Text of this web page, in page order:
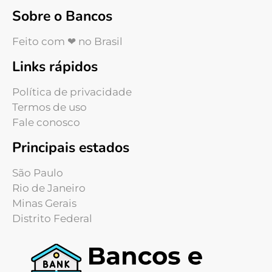
Sobre o Bancos
Feito com ❤ no Brasil
Links rápidos
Política de privacidade
Termos de uso
Fale conosco
Principais estados
São Paulo
Rio de Janeiro
Minas Gerais
Distrito Federal